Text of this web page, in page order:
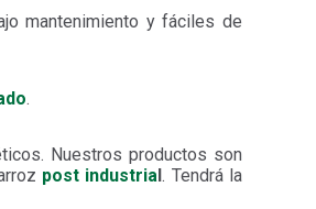
mantenimiento y fáciles de
.
Nuestros productos son
post industrial. Tendrá la